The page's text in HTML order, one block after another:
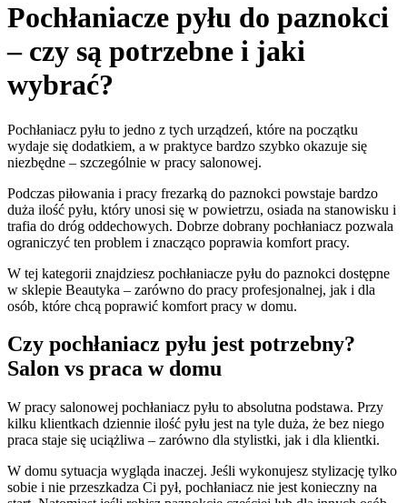
299,00 zł.
248,00 zł.
Pochłaniacze pyłu do paznokci
– czy są potrzebne i jaki
wybrać?
Pochłaniacz pyłu to jedno z tych urządzeń, które na początku
wydaje się dodatkiem, a w praktyce bardzo szybko okazuje się
niezbędne – szczególnie w pracy salonowej.
Podczas piłowania i pracy frezarką do paznokci powstaje bardzo
duża ilość pyłu, który unosi się w powietrzu, osiada na stanowisku i
trafia do dróg oddechowych. Dobrze dobrany pochłaniacz pozwala
ograniczyć ten problem i znacząco poprawia komfort pracy.
W tej kategorii znajdziesz pochłaniacze pyłu do paznokci dostępne
w sklepie Beautyka – zarówno do pracy profesjonalnej, jak i dla
osób, które chcą poprawić komfort pracy w domu.
Czy pochłaniacz pyłu jest potrzebny?
Salon vs praca w domu
W pracy salonowej pochłaniacz pyłu to absolutna podstawa. Przy
kilku klientkach dziennie ilość pyłu jest na tyle duża, że bez niego
praca staje się uciążliwa – zarówno dla stylistki, jak i dla klientki.
W domu sytuacja wygląda inaczej. Jeśli wykonujesz stylizację tylko
sobie i nie przeszkadza Ci pył, pochłaniacz nie jest konieczny na